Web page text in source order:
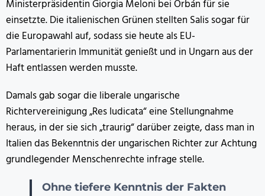
Ministerpräsidentin Giorgia Meloni bei Orbán für sie
einsetzte. Die italienischen Grünen stellten Salis sogar für
die Europawahl auf, sodass sie heute als EU-
Parlamentarierin Immunität genießt und in Ungarn aus der
Haft entlassen werden musste.
Damals gab sogar die liberale ungarische
Richtervereinigung „Res Iudicata“ eine Stellungnahme
heraus, in der sie sich „traurig“ darüber zeigte, dass man in
Italien das Bekenntnis der ungarischen Richter zur Achtung
grundlegender Menschenrechte infrage stelle.
Ohne tiefere Kenntnis der Fakten